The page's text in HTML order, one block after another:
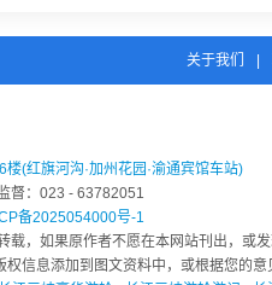
关于我们 |
(红旗河沟·加州花园·渝通宾馆车站)
督：023 - 63782051
备2025054000号-1
载，如果原作者不愿在本网站刊出，或
信息添加到图文资料中，或根据您的意